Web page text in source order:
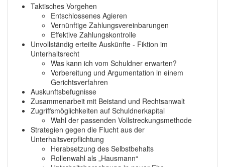
Taktisches Vorgehen
Entschlossenes Agieren
Vernünftige Zahlungsvereinbarungen
Effektive Zahlungskontrolle
Unvollständig erteilte Auskünfte - Fiktion im
Unterhaltsrecht
Was kann ich vom Schuldner erwarten?
Vorbereitung und Argumentation in einem
Gerichtsverfahren
Auskunftsbefugnisse
Zusammenarbeit mit Beistand und Rechtsanwalt
Zugriffsmöglichkeiten auf Schuldnerkapital
Wahl der passenden Vollstreckungsmethode
Strategien gegen die Flucht aus der
Unterhaltsverpflichtung
Herabsetzung des Selbstbehalts
Rollenwahl als „Hausmann“